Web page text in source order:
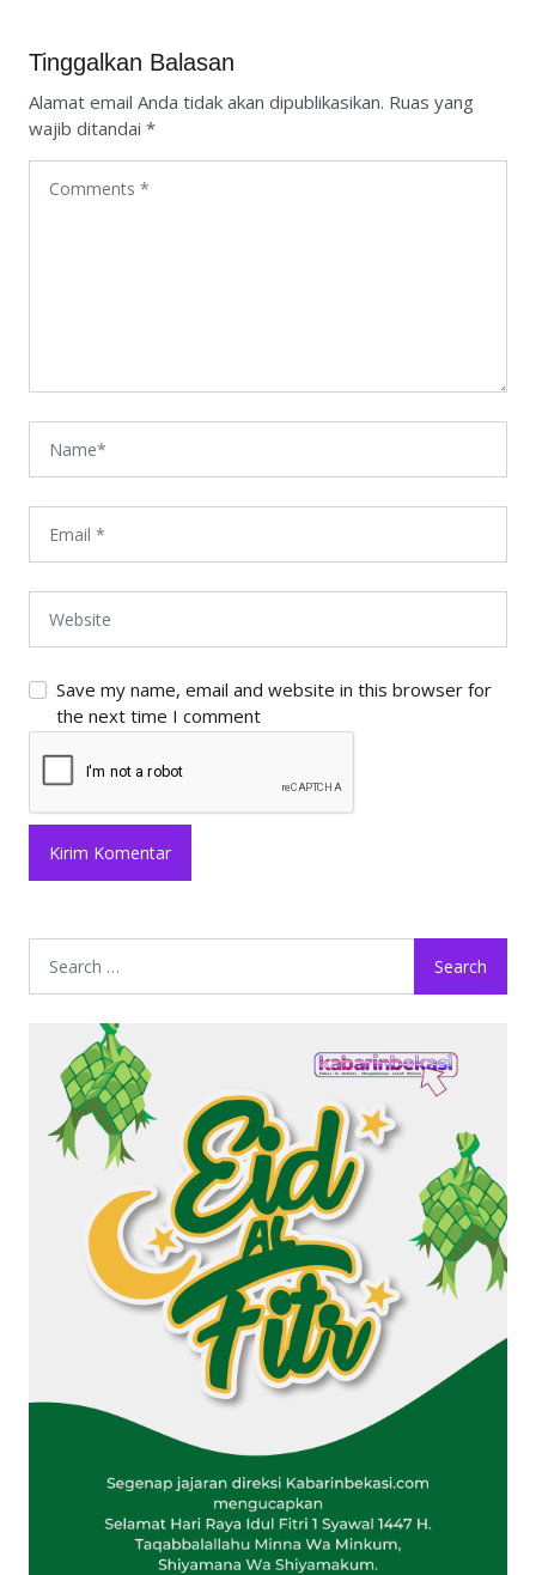
Tinggalkan Balasan
Alamat email Anda tidak akan dipublikasikan. Ruas yang
wajib ditandai *
Save my name, email and website in this browser for
the next time I comment